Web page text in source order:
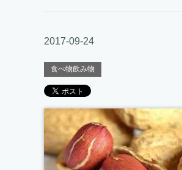
2017-09-24
食べ物飲み物